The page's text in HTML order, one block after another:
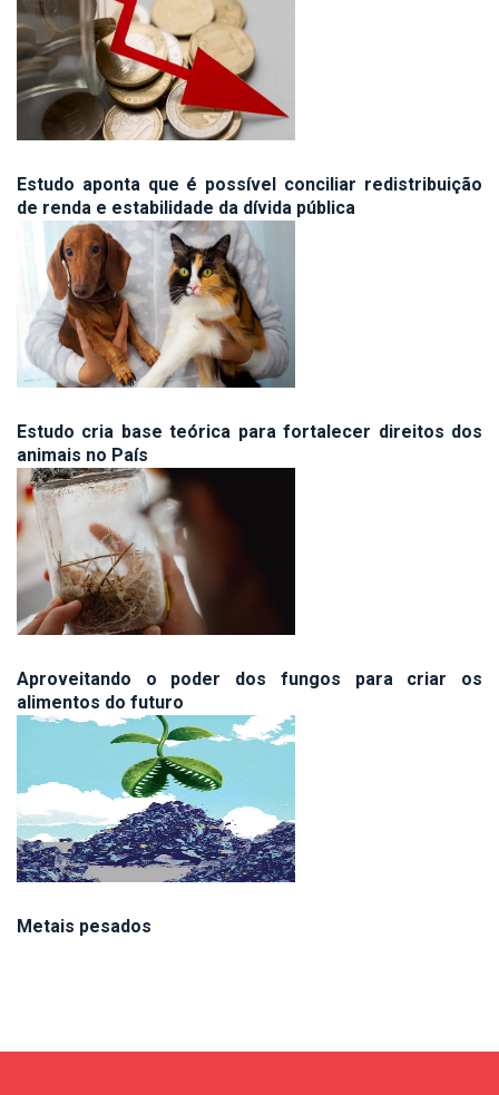
Estudo aponta que é possível conciliar redistribuição
de renda e estabilidade da dívida pública
Estudo cria base teórica para fortalecer direitos dos
animais no País
Aproveitando o poder dos fungos para criar os
alimentos do futuro
Metais pesados